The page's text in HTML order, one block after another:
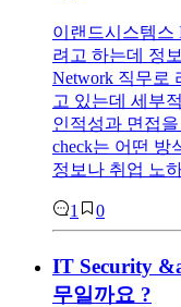
이랜드시스템스
려고 하는데 정
Network 직무로
고 있는데 세부
인적성과 면접을
check는 어떤 방
정보나 취업 노
1 0
IT Security
무일까요 ?